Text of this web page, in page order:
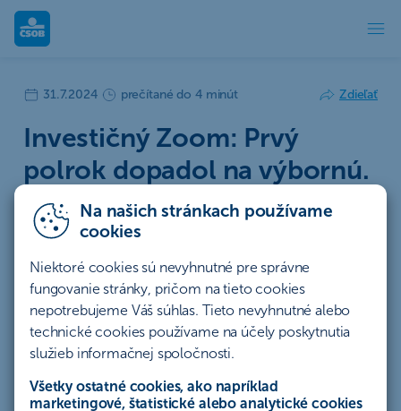
Na našich stránkach používame
cookies
Niektoré cookies sú nevyhnutné pre správne
fungovanie stránky, pričom na tieto cookies
nepotrebujeme Váš súhlas. Tieto nevyhnutné alebo
technické cookies používame na účely poskytnutia
služieb informačnej spoločnosti.
Všetky ostatné cookies, ako napríklad
marketingové, štatistické alebo analytické cookies
31.7.2024 prečítané do 4 minút Zdieľať
Investičný Zoom: Prvý
polrok dopadol na výbornú.
Aká bude druhá polovica
2024?
Počas prvej polovice tohto roka akciové trhy
ďalej rástli a prepisovali historické rekordy. Po
dlhotrvajúcom období nízkych výnosov sa ale
v poslednom období oplatí pozerať aj na
dlhopisy, ktoré opäť prinášajú do zmiešaných
portfólií zaujímavé a stabilné výnosy. Čo